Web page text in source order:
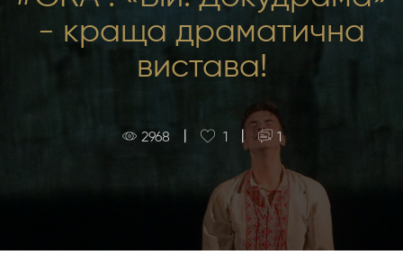
- краща драматична
вистава!
2968 1 1